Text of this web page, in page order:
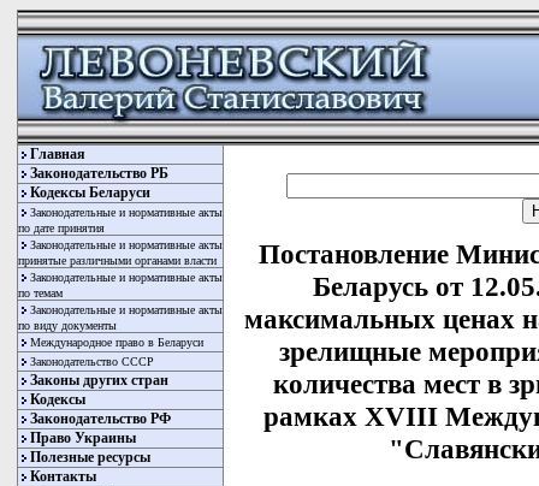
Главная
Законодательство РБ
Кодексы Беларуси
Законодательные и нормативные акты
по дате принятия
Законодательные и нормативные акты
принятые различными органами власти
Законодательные и нормативные акты
по темам
Законодательные и нормативные акты
по виду документы
Международное право в Беларуси
Законодательство СССР
Законы других стран
Кодексы
Законодательство РФ
Право Украины
Полезные ресурсы
Контакты
Постановление
Беларусь от
максимальных ценах
зрелищные
количества мест в
рамках XVIII